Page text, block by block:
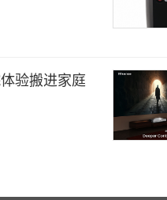
验搬进家庭